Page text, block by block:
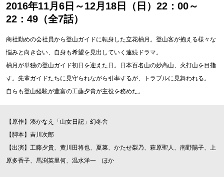
2016年11月6日～12月18日（日）22：00～
22：49（全7話）
商社勤めの会社員から登山ガイドに転身した立花柚月。登山客が抱える様々な
悩みと向き合い、自身も希望を見出していく連続ドラマ。
柚月が単独の登山ガイド初日を迎えた日。日本百名山の妙高山、火打山を目指
す。先輩ガイドたちに見守られながら引率するが、トラブルに見舞われる。
自らも登山経験が豊富の工藤夕貴が主役を務めた。
【原作】湊かなえ「山女日記」幻冬舎
【脚本】吉川次郎
【出演】工藤夕貴、黄川田将也、夏菜、かたせ梨乃、萩原聖人、南野陽子、上
原多香子、馬渕英里何、温水洋一 ほか